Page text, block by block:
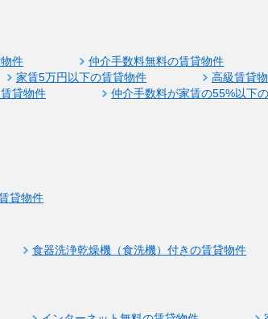
件 仲介手数料無料の賃貸物件
家賃5万円以下の賃貸物件
高級賃貸
貸物件
仲介手数料が家賃の55%以下
貸物件
食器洗浄乾燥機（食洗機）付きの賃貸物件